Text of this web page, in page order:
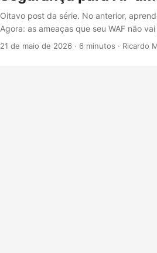
Oitavo post da série. No anterior,
Agora: as ameaças que seu WAF não
precisa controlar identidade, dados
21 de maio de 2026 · 6 minutos · Ricardo